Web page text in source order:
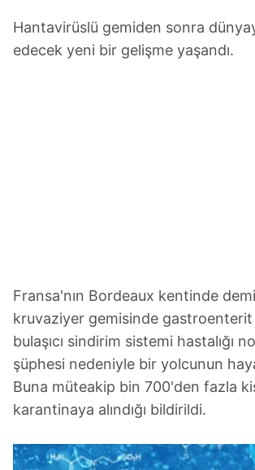
Hantavirüslü gemiden sonra
edecek yeni bir gelişme yaşandı.
Fransa'nın Bordeaux kentinde
kruvaziyer gemisinde
bulaşıcı sindirim sistemi hastalığı
şüphesi nedeniyle bir yolcunun
Buna müteakip bin 700'den fazla
karantinaya alındığı bildirildi.